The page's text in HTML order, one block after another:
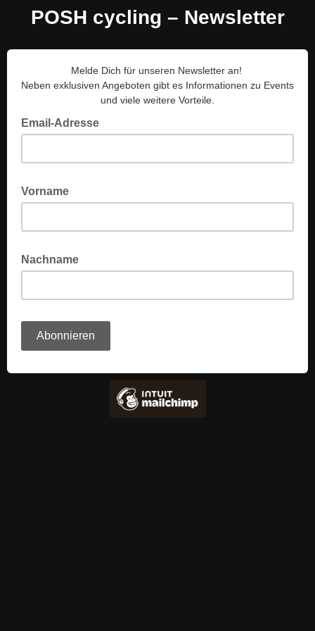
POSH cycling – Newsletter
Melde Dich für unseren Newsletter an!
Neben exklusiven Angeboten gibt es Informationen zu Events
und viele weitere Vorteile.
Email-Adresse
Vorname
Nachname